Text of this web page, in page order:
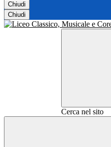
Chiudi
Chiudi
Cerca nel sito